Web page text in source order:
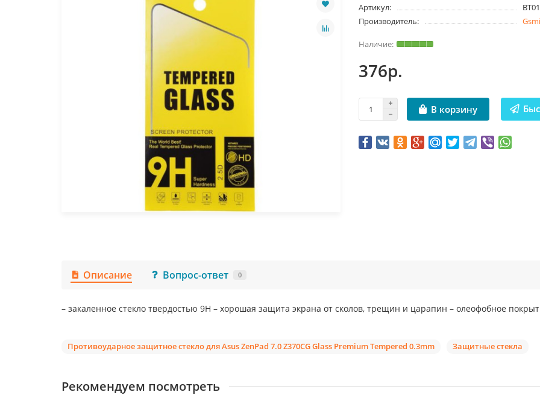
Артикул:
Производитель:
376р.
В корзину
Описание Вопрос-ответ 0
– закаленное стекло твердостью 9Н – хорошая защита экрана от сколов, трещин и царапин – олеофобное
Противоударное защитное стекло для Asus ZenPad 7.0 Z370CG Glass Premium Tempered 0.3mm Защитные стекла
Рекомендуем посмотреть